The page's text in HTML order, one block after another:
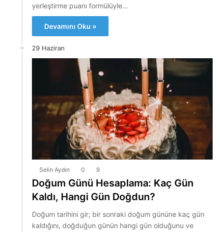
yerleştirme puanı formülüyle…
Devamını Oku »
29 Haziran
Selin Aydın 0 9
Doğum Günü Hesaplama: Kaç Gün
Kaldı, Hangi Gün Doğdun?
Doğum tarihini gir; bir sonraki doğum gününe kaç gün
kaldığını, doğduğun günün hangi gün olduğunu ve